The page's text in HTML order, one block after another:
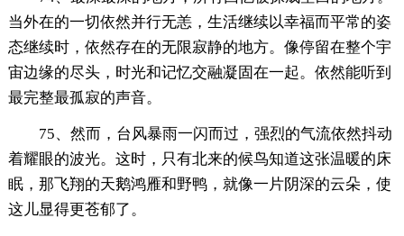
当外在的一切依然并行无恙，生活继续以幸福而平常的姿
态继续时，依然存在的无限寂静的地方。像停留在整个宇
宙边缘的尽头，时光和记忆交融凝固在一起。依然能听到
最完整最孤寂的声音。
75、然而，台风暴雨一闪而过，强烈的气流依然抖动
着耀眼的波光。这时，只有北来的候鸟知道这张温暖的床
眠，那飞翔的天鹅鸿雁和野鸭，就像一片阴深的云朵，使
这儿显得更苍郁了。